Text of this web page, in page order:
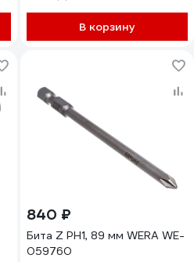
В корзину
840 ₽
Бита Z PH1, 89 мм WERA WE-
059760